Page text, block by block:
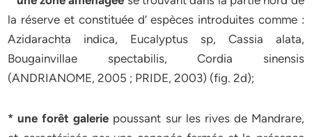
la réserve et constituée d’ espèces introduites comme :
Azidarachta indica, Eucalyptus sp, Cassia alata,
Bougainvillae spectabilis, Cordia sinensis
(ANDRIANOME, 2005 ; PRIDE, 2003) (fig. 2d);
* une forêt galerie poussant sur les rives de Mandrare,